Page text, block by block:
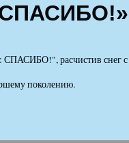
СПАСИБО!»
СПАСИБО!", расчистив снег
поколению.